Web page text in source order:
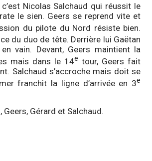
Nicolas Salchaud qui réussit le
le sien. Geers se reprend vite et
du pilote du Nord résiste bien.
du duo de tête. Derrière lui Gaëtan
vain. Devant, Geers maintient la
mais dans le 14e tour, Geers fait
Salchaud s’accroche mais doit se
franchit la ligne d’arrivée en 3e
Gérard et Salchaud.